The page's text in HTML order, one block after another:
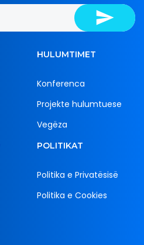
HULUMTIMET
Konferenca
Projekte hulumtuese
Vegëza
POLITIKAT
Politika e Privatësisë
Politika e Cookies